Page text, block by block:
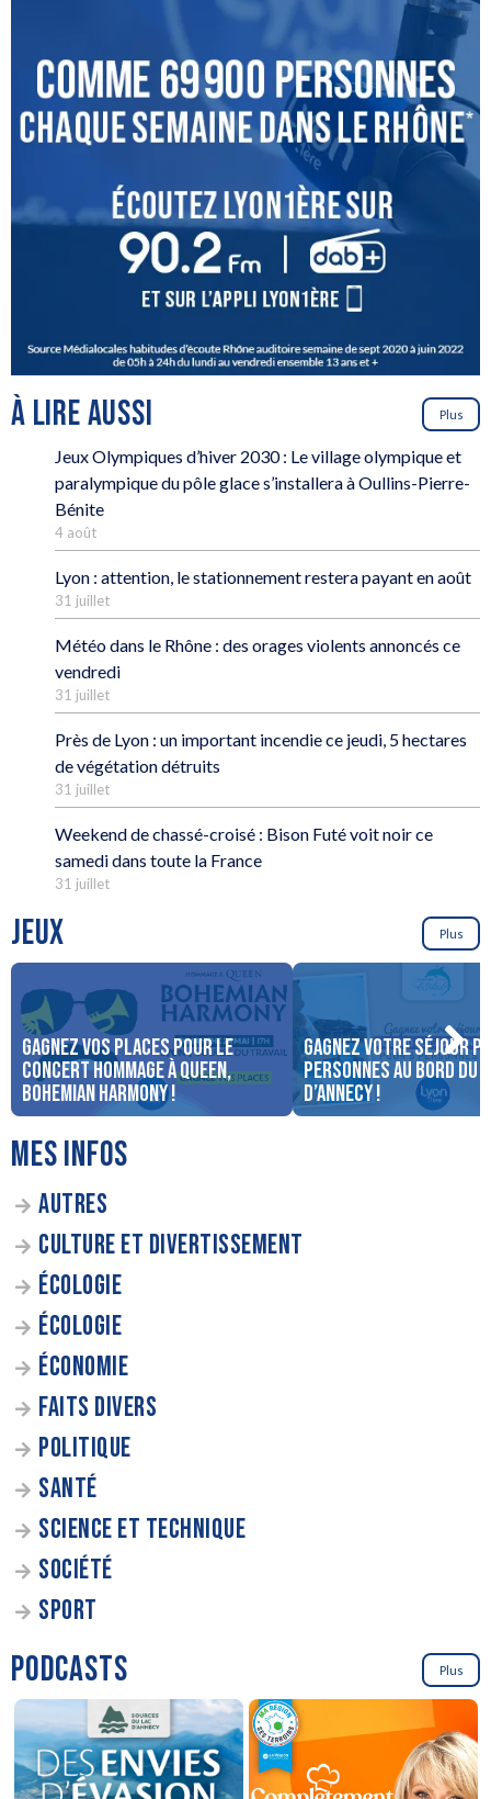
À LIRE AUSSI Plus
Jeux Olympiques d’hiver 2030 : Le village olympique et
paralympique du pôle glace s’installera à Oullins-Pierre-
Bénite
4 août
Lyon : attention, le stationnement restera payant en août
31 juillet
Météo dans le Rhône : des orages violents annoncés ce
vendredi
31 juillet
Près de Lyon : un important incendie ce jeudi, 5 hectares
de végétation détruits
31 juillet
Weekend de chassé-croisé : Bison Futé voit noir ce
samedi dans toute la France
31 juillet
JEUX Plus
Gagnez vos places pour le
concert Hommage à Queen,
Bohemian Harmony !
Gagnez votre séjour
personnes au bord du
d’Annecy !
MES INFOS
AUTRES
CULTURE ET DIVERTISSEMENT
ÉCOLOGIE
ÉCOLOGIE
ÉCONOMIE
FAITS DIVERS
POLITIQUE
SANTÉ
SCIENCE ET TECHNIQUE
SOCIÉTÉ
SPORT
PODCASTS Plus